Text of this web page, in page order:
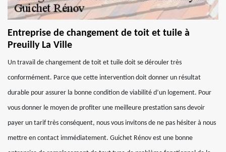
Entreprise de changement de toit et tuile à
Preuilly La Ville
Un travail de changement de toit et tuile doit se dérouler très
conformément. Parce que cette intervention doit donner un résultat
durable pour assurer la bonne condition de viabilité d’un logement. Pour
vous donner le moyen de profiter une meilleure prestation sans devoir
payer un tarif très conséquent, nous vous invitons de ne pas hésiter à nous
mettre en contact immédiatement. Guichet Rénov est une bonne